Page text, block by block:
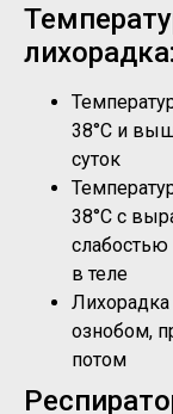
лихорадка:
38°C и
суток
38°C с
в теле
Лихорадка
ознобом,
потом